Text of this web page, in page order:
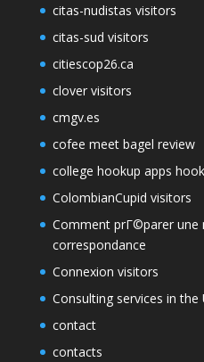
citas-nudistas visitors
citas-sud visitors
citiescop26.ca
clover visitors
cmgv.es
cofee meet bagel review
college hookup apps
ColombianCupid visitors
Comment prГ©parer une
correspondance
Connexion visitors
Consulting services in the
contact
contacts